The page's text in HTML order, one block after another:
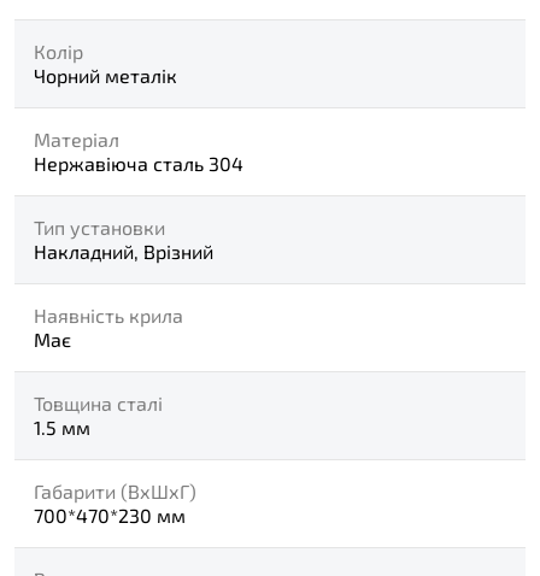
Колір
Чорний металік
Матеріал
Нержавіюча сталь 304
Тип установки
Накладний, Врізний
Наявність крила
Має
Товщина сталі
1.5 мм
Габарити (ВхШхГ)
700*470*230 мм